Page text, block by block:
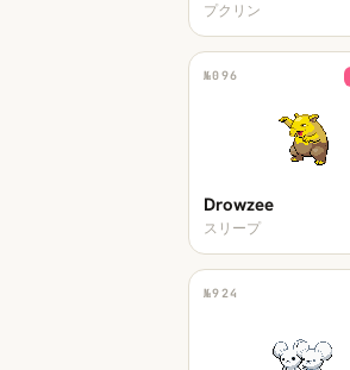
プクリン
№096
Drowzee
スリープ
№924